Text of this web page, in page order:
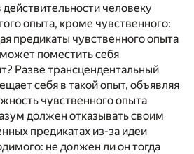
человеку
опыта, кроме чувственного:
предикаты чувственного опыта
поместить себя
Разве трансцендентальный
себя в такой опыт, объявляя
чувственного опыта
должен отказывать своим
предикатах из-за идеи
не должен ли он тогда